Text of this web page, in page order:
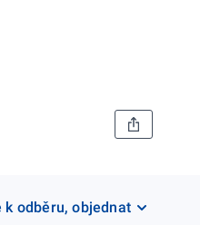
k odběru, objednat